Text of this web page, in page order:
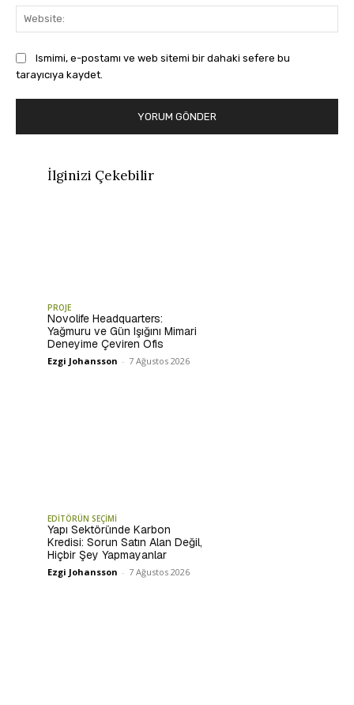
Ismimi, e-postamı ve web sitemi bir dahaki sefere bu
tarayıcıya kaydet.
İlginizi Çekebilir
PROJE
Novolife Headquarters:
Yağmuru ve Gün Işığını Mimari
Deneyime Çeviren Ofis
Ezgi Johansson - 7 Ağustos 2026
EDİTÖRÜN SEÇİMİ
Yapı Sektöründe Karbon
Kredisi: Sorun Satın Alan Değil,
Hiçbir Şey Yapmayanlar
Ezgi Johansson - 7 Ağustos 2026